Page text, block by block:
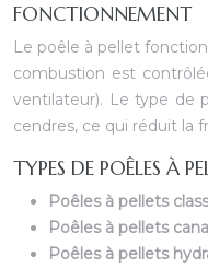
FONCTIONNEMENT
Le poêle à pellet
combustion est
ventilateur). Le type de
cendres, ce qui réduit la
TYPES DE POÊLES À
Poêles à pellets
Poêles à pellets
Poêles à pellets